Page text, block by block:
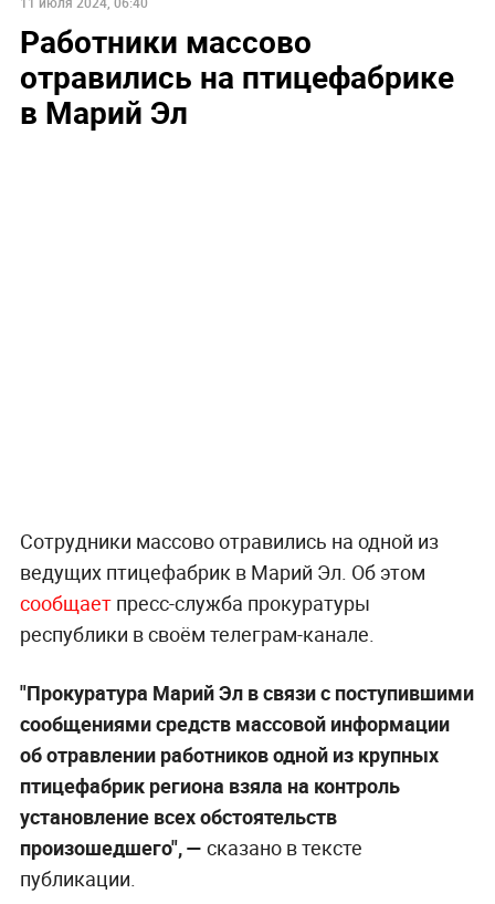
Работники массово
отравились на птицефабрике
в Марий Эл
Сотрудники массово отравились на одной из
ведущих птицефабрик в Марий Эл. Об этом
сообщаетпресс-служба прокуратуры
республики в своём телеграм-канале.
"Прокуратура Марий Эл в связи с поступившими
сообщениями средств массовой информации
об отравлении работников одной из крупных
птицефабрик региона взяла на контроль
установление всех обстоятельств
произошедшего", — сказано в тексте
публикации.